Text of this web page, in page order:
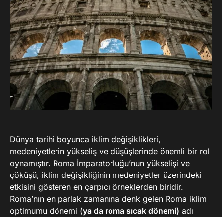
Dünya tarihi boyunca iklim değişiklikleri,
medeniyetlerin yükseliş ve düşüşlerinde önemli bir rol
oynamıştır. Roma İmparatorluğu’nun yükselişi ve
çöküşü, iklim değişikliğinin medeniyetler üzerindeki
etkisini gösteren en çarpıcı örneklerden biridir.
Roma’nın en parlak zamanına denk gelen Roma iklim
optimumu dönemi (ya da roma sıcak dönemi) adı